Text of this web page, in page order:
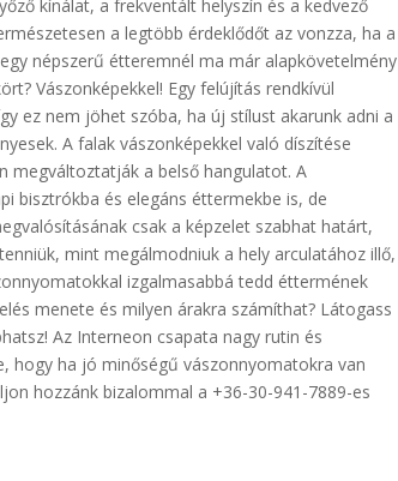
kínálat, a frekventált helyszín és a kedvező
a legtöbb érdeklődőt az vonzza, ha a
népszerű étteremnél ma már alapkövetelmény
Vászonképekkel! Egy felújítás rendkívül
ez nem jöhet szóba, ha új stílust akarunk adni a
A falak vászonképekkel való díszítése
megváltoztatják a belső hangulatot. A
bisztrókba és elegáns éttermekbe is, de
csak a képzelet szabhat határt,
mint megálmodniuk a hely arculatához illő,
izgalmasabbá tedd éttermének
menete és milyen árakra számíthat? Látogass
Az Interneon csapata nagy rutin és
hogy ha jó minőségű vászonnyomatokra van
hozzánk bizalommal a +36-30-941-7889-es